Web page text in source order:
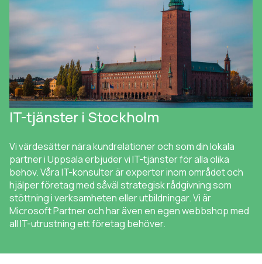
IT-tjänster i Stockholm
Vi värdesätter nära kundrelationer och som din lokala
partner i Uppsala erbjuder vi IT-tjänster för alla olika
behov. Våra IT-konsulter är experter inom området och
hjälper företag med såväl strategisk rådgivning som
stöttning i verksamheten eller utbildningar. Vi är
Microsoft Partner och har även en egen webbshop med
all IT-utrustning ett företag behöver.